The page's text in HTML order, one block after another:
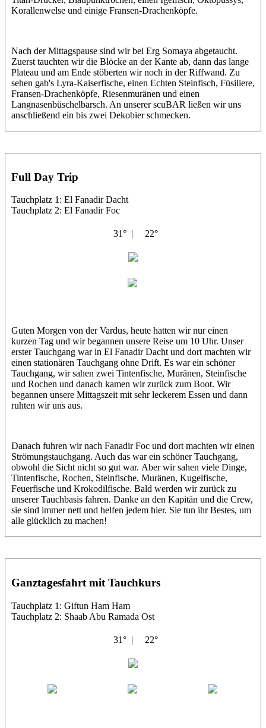
Korallenwelse und einige Fransen-Drachenköpfe.
Nach der Mittagspause sind wir bei Erg Somaya abgetaucht.
Zuerst tauchten wir die Blöcke an der Kante ab, dann das lange
Plateau und am Ende stöberten wir noch in der Riffwand. Zu
sehen gab's Lyra-Kaiserfische, einen Echten Steinfisch, Füsiliere,
Fransen-Drachenköpfe, Riesenmuränen und einen
Langnasenbüschelbarsch. An unserer scuBAR ließen wir uns
anschließend ein bis zwei Dekobier schmecken.
Full Day Trip
Tauchplatz 1: El Fanadir Dacht
Tauchplatz 2: El Fanadir Foc
31° | 22°
Guten Morgen von der Vardus, heute hatten wir nur einen
kurzen Tag und wir begannen unsere Reise um 10 Uhr. Unser
erster Tauchgang war in El Fanadir Dacht und dort machten wir
einen stationären Tauchgang ohne Drift. Es war ein schöner
Tauchgang, wir sahen zwei Tintenfische, Muränen, Steinfische
und Rochen und danach kamen wir zurück zum Boot. Wir
begannen unsere Mittagszeit mit sehr leckerem Essen und dann
ruhten wir uns aus.
Danach fuhren wir nach Fanadir Foc und dort machten wir einen
Strömungstauchgang. Auch das war ein schöner Tauchgang,
obwohl die Sicht nicht so gut war. Aber wir sahen viele Dinge,
Tintenfische, Rochen, Steinfische, Muränen, Kugelfische,
Feuerfische und Krokodilfische. Bald werden wir zurück zu
unserer Tauchbasis fahren. Danke an den Kapitän und die Crew,
sie sind immer nett und helfen jedem hier. Sie tun ihr Bestes, um
alle glücklich zu machen!
Ganztagesfahrt mit Tauchkurs
Tauchplatz 1: Giftun Ham Ham
Tauchplatz 2: Shaab Abu Ramada Ost
31° | 22°